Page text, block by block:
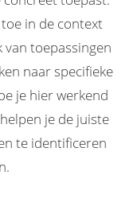
toe in de context
van toepassingen
naar specifieke
je hier werkend
je de juiste
te identificeren